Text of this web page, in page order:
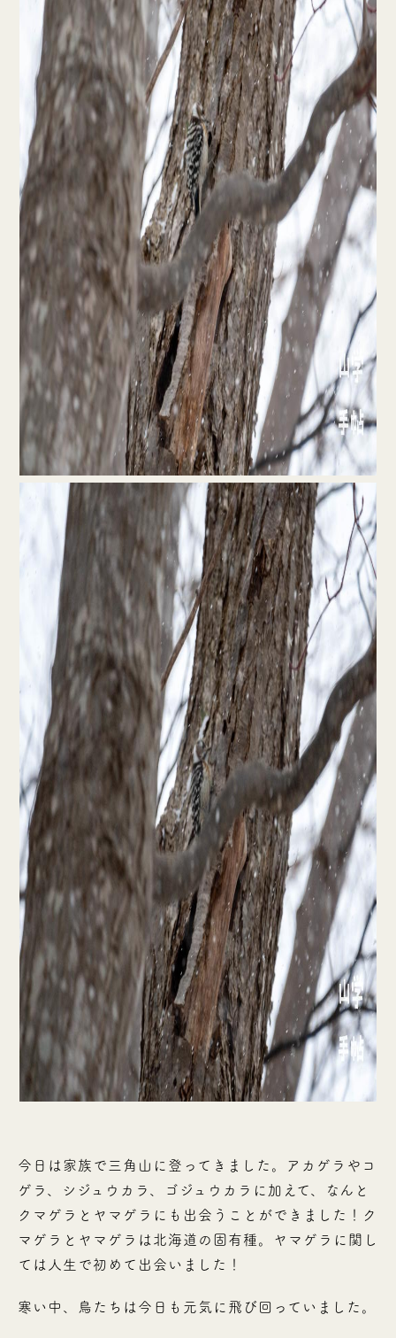
今日は家族で三角山に登ってきました。アカゲラやコ
ゲラ、シジュウカラ、ゴジュウカラに加えて、なんと
クマゲラとヤマゲラにも出会うことができました！ク
マゲラとヤマゲラは北海道の固有種。ヤマゲラに関し
ては人生で初めて出会いました！
寒い中、鳥たちは今日も元気に飛び回っていました。